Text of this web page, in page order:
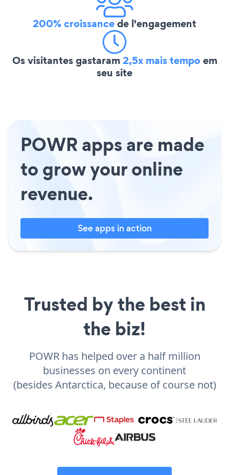
200% croissancede l'engagement
Os visitantes gastaram2,5x mais tempoem
seu site
POWR apps are made
to grow your online
revenue.
See apps in action
Trusted by the best in
the biz!
POWR has helped over a half million
businesses on every continent
(besides Antarctica, because of course not)